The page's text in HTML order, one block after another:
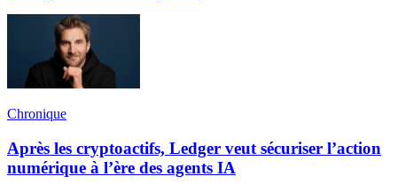
Chronique
Après les cryptoactifs, Ledger veut sécuriser l’action
numérique à l’ère des agents IA